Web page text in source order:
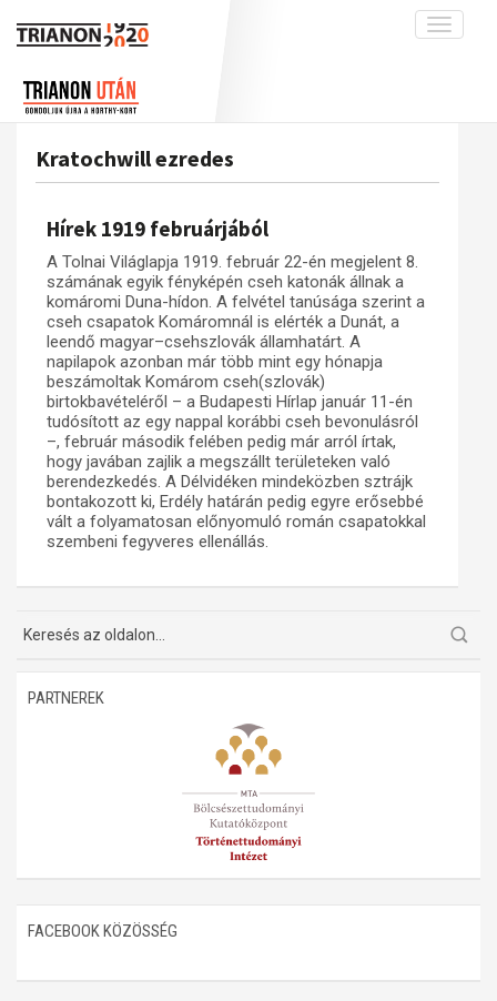
Toggle
interpretációk
A békerendszer megszilárdulása
Utókor és emlékezet
Galéria
Adatbázis
Emlékművek (feltöltés alatt)
Menekültek
Visszhang
Publikációk
Kapcsolat
Trianon-kommentár
Dokumentumok
A trianoni szerződés
Műhelymunkák
Kratochwill ezredes
Hírek 1919 februárjából
A Tolnai Világlapja 1919. február 22-én megjelent 8.
számának egyik fényképén cseh katonák állnak a
komáromi Duna-hídon. A felvétel tanúsága szerint a
cseh csapatok Komáromnál is elérték a Dunát, a
leendő magyar–csehszlovák államhatárt. A
napilapok azonban már több mint egy hónapja
beszámoltak Komárom cseh(szlovák)
birtokbavételéről – a Budapesti Hírlap január 11-én
tudósított az egy nappal korábbi cseh bevonulásról
–, február második felében pedig már arról írtak,
hogy javában zajlik a megszállt területeken való
berendezkedés. A Délvidéken mindeközben sztrájk
bontakozott ki, Erdély határán pedig egyre erősebbé
vált a folyamatosan előnyomuló román csapatokkal
szembeni fegyveres ellenállás.
PARTNEREK
FACEBOOK KÖZÖSSÉG